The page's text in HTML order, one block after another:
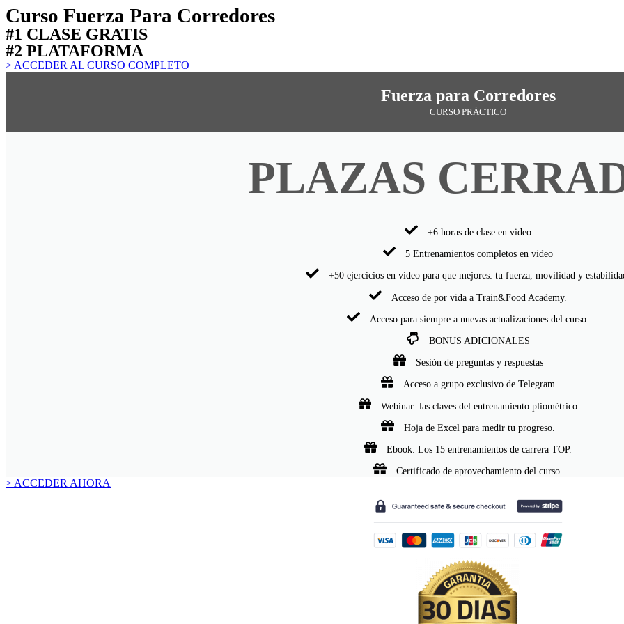
Curso Fuerza Para Corredores
#1 CLASE GRATIS
#2 PLATAFORMA
> ACCEDER AL CURSO COMPLETO
Fuerza para Corredores
CURSO PRÁCTICO
PLAZAS
+6 horas de clase en video
5 Entrenamientos completos en video
+50 ejercicios en vídeo para que mejores: tu fuerza, movilidad y
Acceso de por vida a Train&Food Academy.
Acceso para siempre a nuevas actualizaciones del curso.
BONUS ADICIONALES
Sesión de preguntas y respuestas
Acceso a grupo exclusivo de Telegram
Webinar: las claves del entrenamiento pliométrico
Hoja de Excel para medir tu progreso.
Ebook: Los 15 entrenamientos de carrera TOP.
Certificado de aprovechamiento del curso.
> ACCEDER AHORA